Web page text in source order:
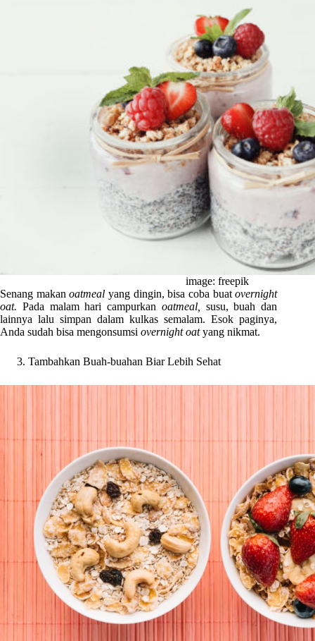
image: freepik
Senang makanoatmeal yang dingin, bisa coba buatovernight
oat. Pada malam hari campurkan oatmeal, susu, buah dan
lainnya lalu simpan dalam kulkas semalam. Esok paginya,
Anda sudah bisa mengonsumsi overnight oatyang nikmat.
Tambahkan Buah-buahan Biar Lebih Sehat